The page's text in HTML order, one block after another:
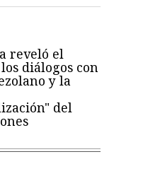
reveló el
diálogos con
y la
del